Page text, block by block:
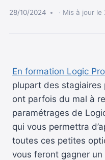
28/10/2024 Mis à jour le
En formation Logic Pro
plupart des
ont parfois du mal à
paramétrages de
qui vous permettra
toutes ces petites
vous feront gagner